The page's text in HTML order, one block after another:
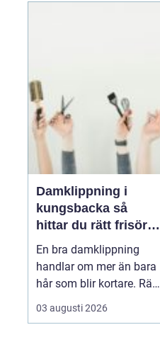
Damklippning i
kungsbacka så
hittar du rätt frisör
och stil
En bra damklippning
handlar om mer än bara
hår som blir kortare. Rätt
frisyr kan förstärka
ansiktsformen, passa
03 augusti 2026